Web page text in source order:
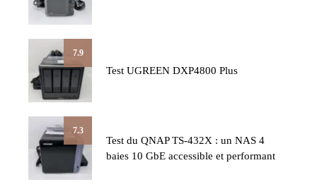
7.9
Test UGREEN DXP4800 Plus
7.3
Test du QNAP TS-432X : un NAS 4
baies 10 GbE accessible et performant